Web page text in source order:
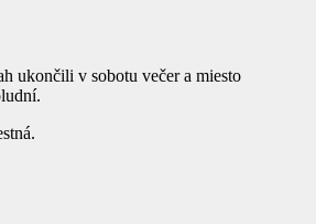
ukončili v sobotu večer a miesto